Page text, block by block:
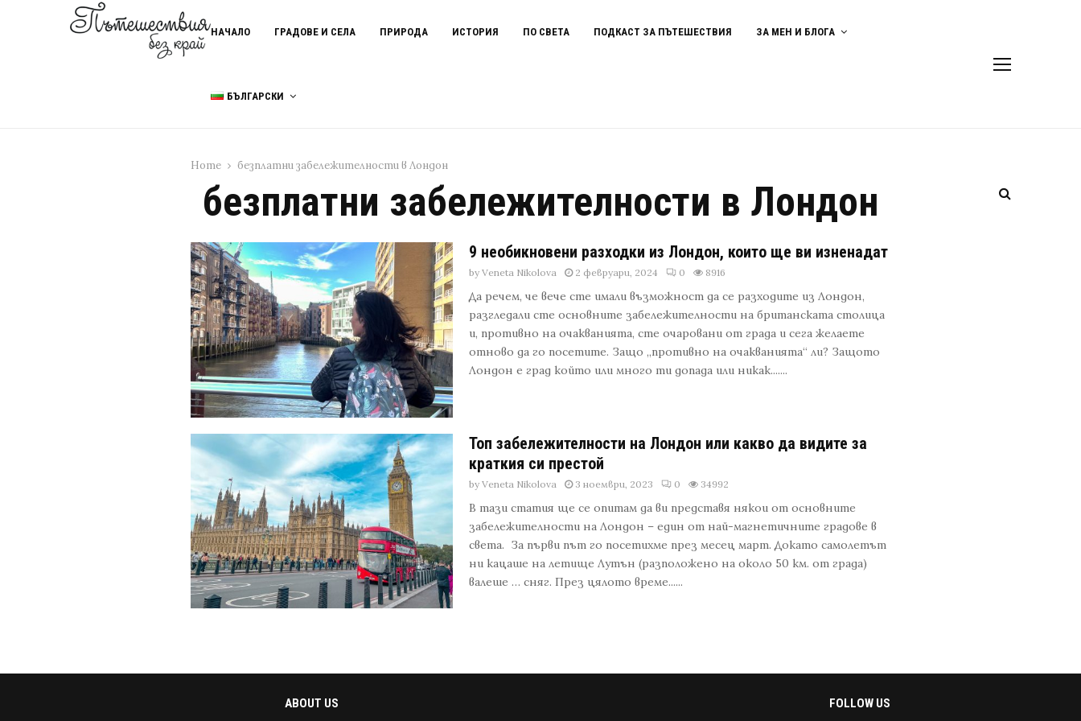
НАЧАЛО ГРАДОВЕ И СЕЛА ПРИРОДА ИСТОРИЯ ПО СВЕТА ПОДКАСТ ЗА ПЪТЕШЕСТВИЯ ЗА МЕН И БЛОГА
БЪЛГАРСКИ
Home безплатни забележителности в Лондон
безплатни забележителности в Лондон
9 необикновени разходки из Лондон, които ще ви изненадат
byVeneta Nikolova 2 февруари, 2024 0 8916
Да речем, че вече сте имали възможност да се разходите из Лондон,
разгледали сте основните забележителности на британската столица
и, противно на очакванията, сте очаровани от града и сега желаете
отново да го посетите. Защо „противно на очакванията“ ли? Защото
Лондон е град който или много ти допада или никак.......
Топ забележителности на Лондон или какво да видите за
краткия си престой
byVeneta Nikolova 3 ноември, 2023 0 34992
В тази статия ще се опитам да ви представя някои от основните
забележителности на Лондон – един от най-магнетичните градове в
света. За първи път го посетихме през месец март. Докато самолетът
ни кацаше на летище Лутън (разположено на около 50 км. от града)
валеше … сняг. През цялото време......
ABOUT US FOLLOW US